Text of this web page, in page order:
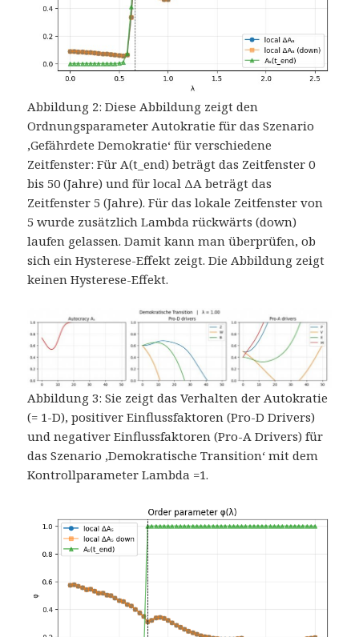
Abbildung 2: Diese Abbildung zeigt den
Ordnungsparameter Autokratie für das Szenario
‚Gefährdete Demokratie‘ für verschiedene
Zeitfenster: Für A(t_end) beträgt das Zeitfenster 0
bis 50 (Jahre) und für local ΔA beträgt das
Zeitfenster 5 (Jahre). Für das lokale Zeitfenster von
5 wurde zusätzlich Lambda rückwärts (down)
laufen gelassen. Damit kann man überprüfen, ob
sich ein Hysterese-Effekt zeigt. Die Abbildung zeigt
keinen Hysterese-Effekt.
Abbildung 3: Sie zeigt das Verhalten der Autokratie
(= 1-D), positiver Einflussfaktoren (Pro-D Drivers)
und negativer Einflussfaktoren (Pro-A Drivers) für
das Szenario ‚Demokratische Transition‘ mit dem
Kontrollparameter Lambda =1.